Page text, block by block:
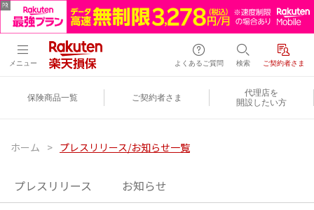
メニュー よくあるご質問 検索 ご契約者さま
保険商品一覧 ご契約者さま
代理店を
開設したい方
ホーム > プレスリリース/お知らせ一覧
プレスリリース お知らせ